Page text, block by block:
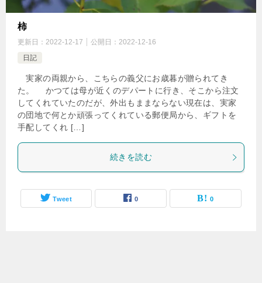
柿
更新日： 2022-12-17 公開日： 2022-12-16
日記
実家の両親から、こちらの義父にお歳暮が贈られてき
た。 かつては母が近くのデパートに行き、そこから注文
してくれていたのだが、外出もままならない現在は、実家
の団地で何とか頑張ってくれている郵便局から、ギフトを
手配してくれ […]
続きを読む
Tweet 0 0